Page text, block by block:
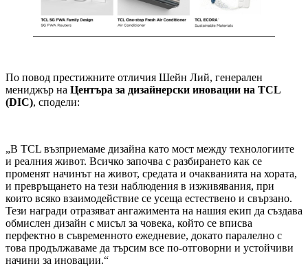
По повод престижните отличия Шейн Лий, генерален
мениджър на Центъра за дизайнерски иновации на TCL
(DIC), сподели:
„В TCL възприемаме дизайна като мост между технологиите
и реалния живот. Всичко започва с разбирането как се
променят начинът на живот, средата и очакванията на хората,
и превръщането на тези наблюдения в изживявания, при
които всяко взаимодействие се усеща естествено и свързано.
Тези награди отразяват ангажимента на нашия екип да създава
обмислен дизайн с мисъл за човека, който се вписва
перфектно в съвременното ежедневие, докато паралелно с
това продължаваме да търсим все по-отговорни и устойчиви
начини за иновации.“